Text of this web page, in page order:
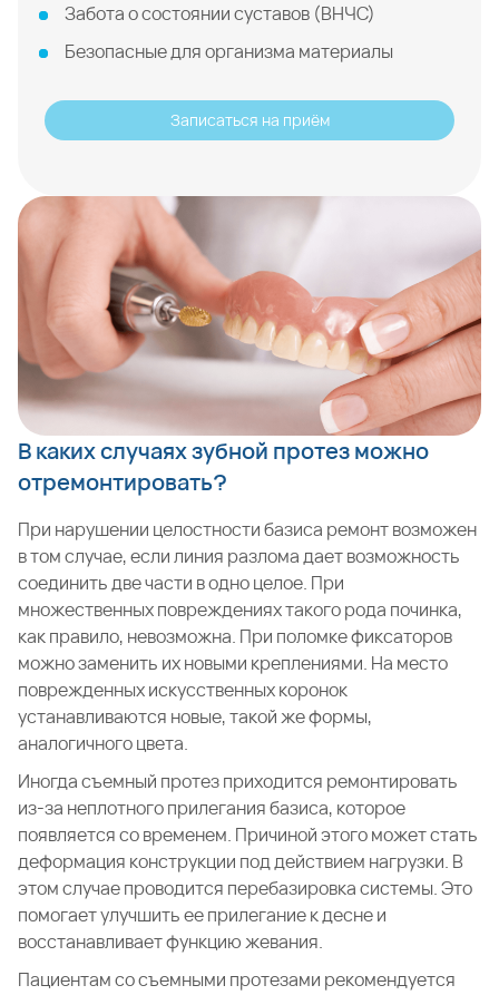
Забота о состоянии суставов (ВНЧС)
Безопасные для организма материалы
Записаться на приём
В каких случаях зубной протез можно
отремонтировать?
При нарушении целостности базиса ремонт возможен
в том случае, если линия разлома дает возможность
соединить две части в одно целое. При
множественных повреждениях такого рода починка,
как правило, невозможна. При поломке фиксаторов
можно заменить их новыми креплениями. На место
поврежденных искусственных коронок
устанавливаются новые, такой же формы,
аналогичного цвета.
Иногда съемный протез приходится ремонтировать
из-за неплотного прилегания базиса, которое
появляется со временем. Причиной этого может стать
деформация конструкции под действием нагрузки. В
этом случае проводится перебазировка системы. Это
помогает улучшить ее прилегание к десне и
восстанавливает функцию жевания.
Пациентам со съемными протезами рекомендуется